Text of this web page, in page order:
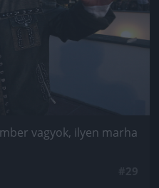
vagyok, ilyen marha